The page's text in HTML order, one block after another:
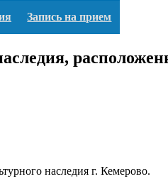
Запись на прием
наследия г. Кемерово.